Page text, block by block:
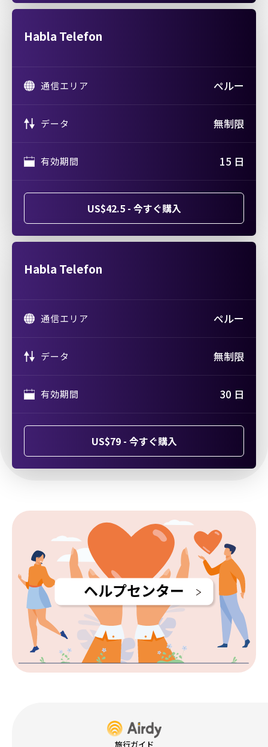
Habla Telefon
通信エリア ペルー
データ 無制限
有効期間 15 日
US$42.5 - 今すぐ購入
Habla Telefon
通信エリア ペルー
データ 無制限
有効期間 30 日
US$79 - 今すぐ購入
ヘルプセンター
旅行ガイド